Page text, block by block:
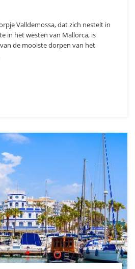
Valldemossa, dat zich nestelt in
in het westen van Mallorca, is
de mooiste dorpen van het